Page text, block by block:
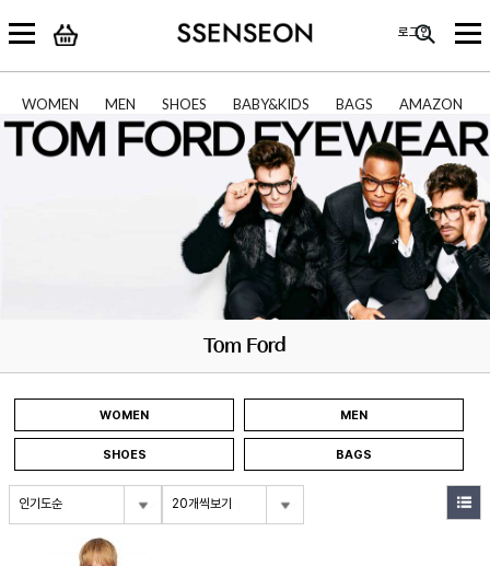
WOMEN MEN SHOES BABY&KIDS BAGS AMAZON
Tom Ford
WOMEN MEN
SHOES BAGS
인기도순 20개씩보기
로그인